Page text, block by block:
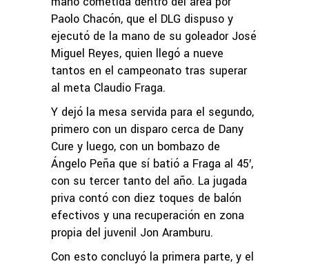
Paolo Chacón, que el DLG dispuso y
ejecutó de la mano de su goleador José
Miguel Reyes, quien llegó a nueve
tantos en el campeonato tras superar
al meta Claudio Fraga.
Y dejó la mesa servida para el segundo,
primero con un disparo cerca de Dany
Cure y luego, con un bombazo de
Ángelo Peña que sí batió a Fraga al 45′,
con su tercer tanto del año. La jugada
priva contó con diez toques de balón
efectivos y una recuperación en zona
propia del juvenil Jon Aramburu.
Con esto concluyó la primera parte, y el